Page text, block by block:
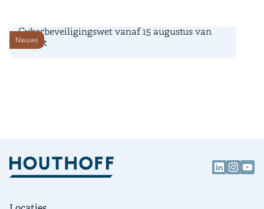
Nieuws
Cyberbeveiligingswet vanaf 15 augustus van
kracht